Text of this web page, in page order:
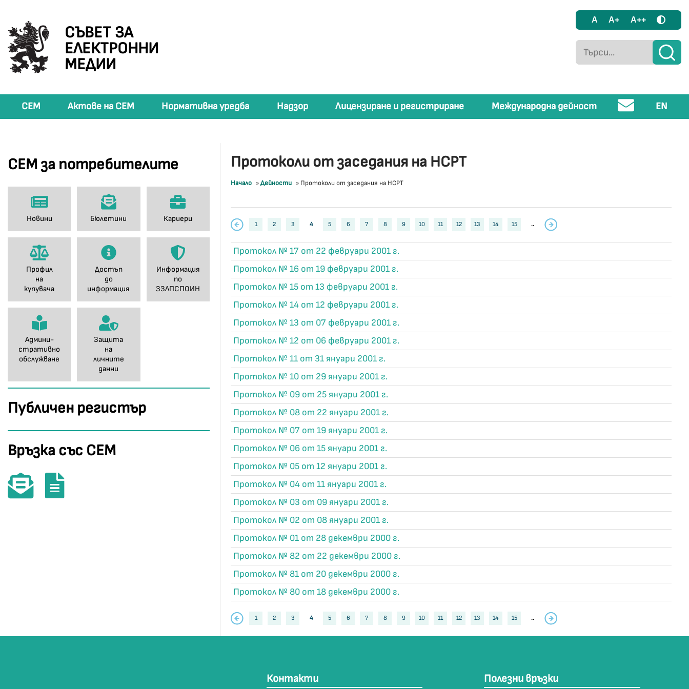
СЪВЕТ ЗА
ЕЛЕКТРОННИ
МЕДИИ
A A+ A++
СЕМ Актове на СЕМ Нормативна уредба Надзор Лицензиране и регистриране Международна дейност EN
СЕМ за потребителите
Новини Бюлетини Кариери
Профил
на
купувача
Достъп
до
информация
Информация
по
ЗЗЛПСПОИН
Админи-
стративно
обслужване
Защита
на
личните
данни
Публичен регистър
Връзка със СЕМ
Протоколи от заседания на НСРТ
Начало »Дейности » Протоколи от заседания на НСРТ
1 2 3 4 5 6 7 8 9 10 11 12 13 14 15 ..
Протокол № 17 от 22 февруари 2001 г.
Протокол № 16 от 19 февруари 2001 г.
Протокол № 15 от 13 февруари 2001 г.
Протокол № 14 от 12 февруари 2001 г.
Протокол № 13 от 07 февруари 2001 г.
Протокол № 12 от 06 февруари 2001 г.
Протокол № 11 от 31 януари 2001 г.
Протокол № 10 от 29 януари 2001 г.
Протокол № 09 от 25 януари 2001 г.
Протокол № 08 от 22 януари 2001 г.
Протокол № 07 от 19 януари 2001 г.
Протокол № 06 от 15 януари 2001 г.
Протокол № 05 от 12 януари 2001 г.
Протокол № 04 от 11 януари 2001 г.
Протокол № 03 от 09 януари 2001 г.
Протокол № 02 от 08 януари 2001 г.
Протокол № 01 от 28 декември 2000 г.
Протокол № 82 от 22 декември 2000 г.
Протокол № 81 от 20 декември 2000 г.
Протокол № 80 от 18 декември 2000 г.
1 2 3 4 5 6 7 8 9 10 11 12 13 14 15 ..
Контакти Полезни връзки